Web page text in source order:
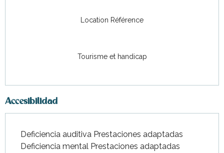
Location Référence
Tourisme et handicap
Accesibilidad
Deficiencia auditiva Prestaciones adaptadas
Deficiencia mental Prestaciones adaptadas